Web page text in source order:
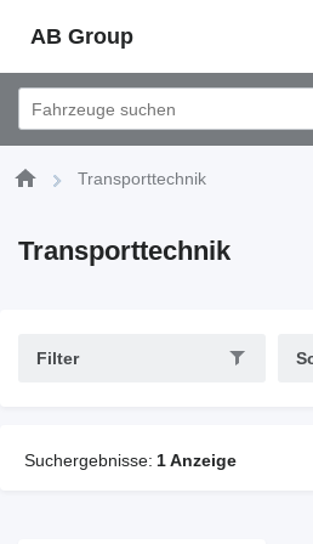
AB Group
Transporttechnik
Transporttechnik
Filter
Suchergebnisse: 1 Anzeige